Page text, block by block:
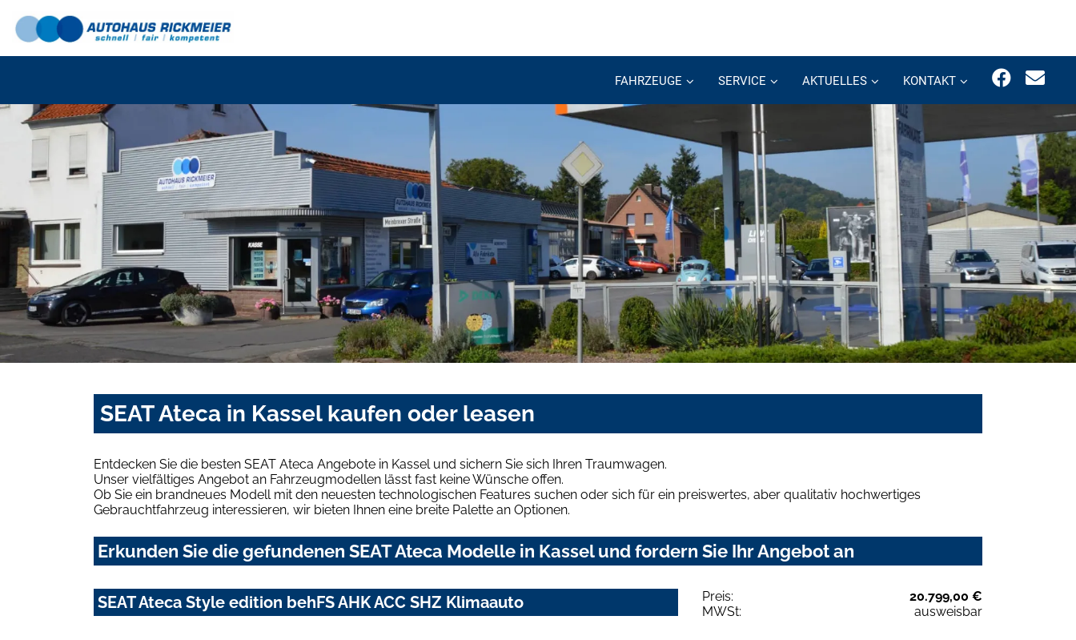
FAHRZEUGE SERVICE AKTUELLES KONTAKT
SEAT Ateca in Kassel kaufen oder leasen
Entdecken Sie die besten SEAT Ateca Angebote in Kassel und sichern Sie sich Ihren Traumwagen.
Unser vielfältiges Angebot an Fahrzeugmodellen lässt fast keine Wünsche offen.
Ob Sie ein brandneues Modell mit den neuesten technologischen Features suchen oder sich für ein preiswertes, aber qualitativ hochwertiges
Gebrauchtfahrzeug interessieren, wir bieten Ihnen eine breite Palette an Optionen.
Erkunden Sie die gefundenen SEAT Ateca Modelle in Kassel und fordern Sie Ihr Angebot an
SEAT Ateca Style edition behFS AHK ACC SHZ Klimaauto Preis:
20.799,00 €
MWSt:
ausweisbar